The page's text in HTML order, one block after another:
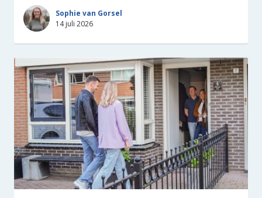
Sophie van Gorsel
14 juli 2026